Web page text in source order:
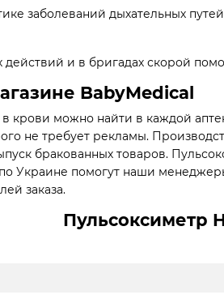
заболеваний дыхательных
и в бригадах скорой
BabyMedical
крови можно найти в каждой
не требует рекламы.
бракованных товаров.
Украине помогут наши
заказа.
Пульсоксиметр